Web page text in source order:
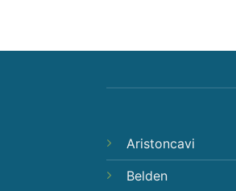
Aristoncavi
Belden